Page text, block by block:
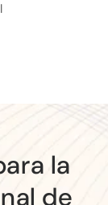
la
de